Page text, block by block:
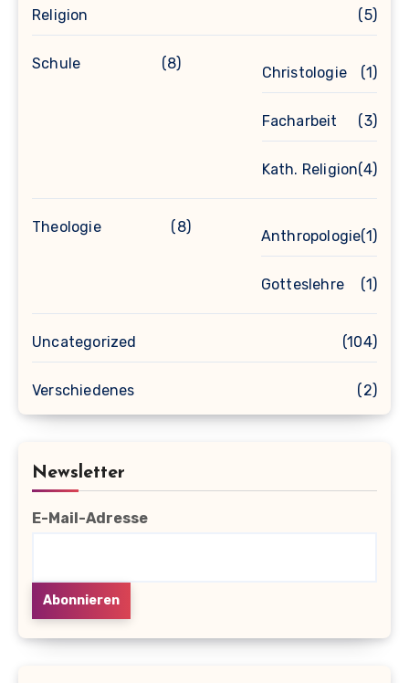
Religion (5)
Schule (8)
Christologie (1)
Facharbeit (3)
Kath. Religion(4)
Theologie (8)
Anthropologie(1)
Gotteslehre (1)
Uncategorized (104)
Verschiedenes (2)
Newsletter
E-Mail-Adresse